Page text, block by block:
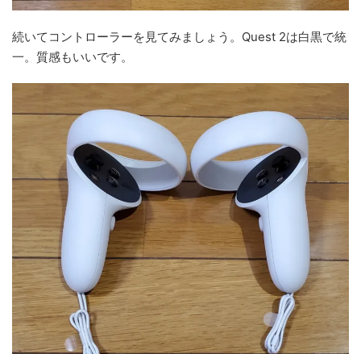
続いてコントローラーを見てみましょう。Quest 2は白黒で統
一。質感もいいです。